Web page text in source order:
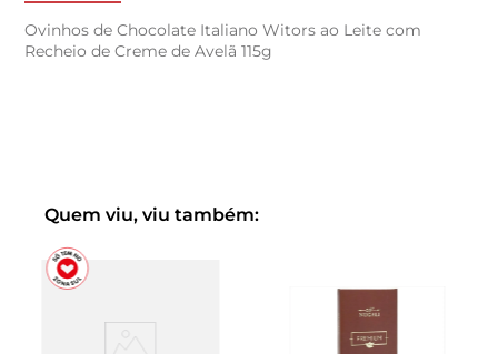
Ovinhos de Chocolate Italiano Witors ao Leite com
Recheio de Creme de Avelã 115g
Quem viu, viu também: